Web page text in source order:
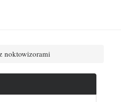
noktowizorami